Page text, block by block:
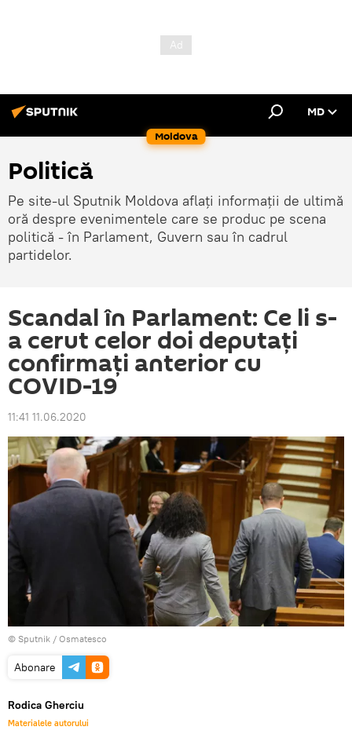
Moldova
MD
Politică
Pe site-ul Sputnik Moldova aflați informații de ultimă
oră despre evenimentele care se produc pe scena
politică - în Parlament, Guvern sau în cadrul
partidelor.
Scandal în Parlament: Ce li s-
a cerut celor doi deputați
confirmați anterior cu
COVID-19
11:41 11.06.2020
© Sputnik / Osmatesco
Abonare
Rodica Gherciu
Materialele autorului